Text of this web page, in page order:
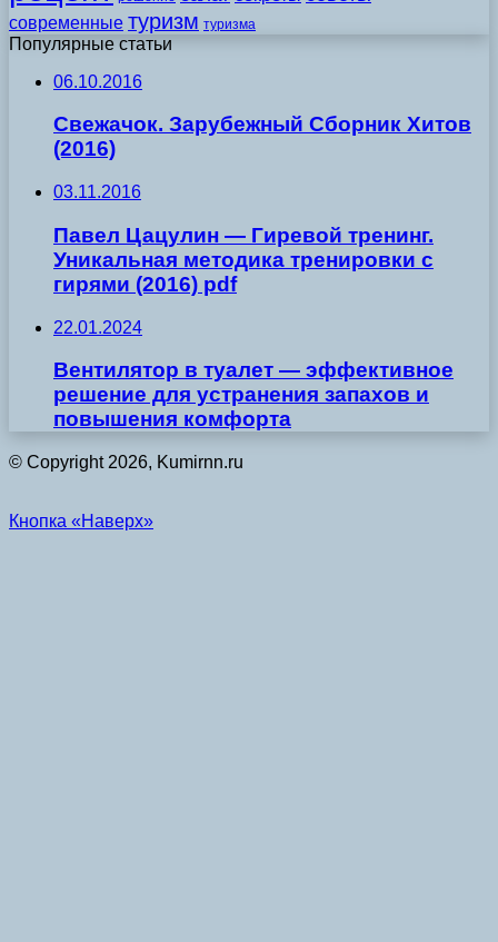
современные туризм туризма
Популярные статьи
06.10.2016
Свежачок. Зарубежный Сборник Хитов
(2016)
03.11.2016
Павел Цацулин — Гиревой тренинг.
Уникальная методика тренировки с
гирями (2016) pdf
22.01.2024
Вентилятор в туалет — эффективное
решение для устранения запахов и
повышения комфорта
© Copyright 2026, Kumirnn.ru
Кнопка «Наверх»